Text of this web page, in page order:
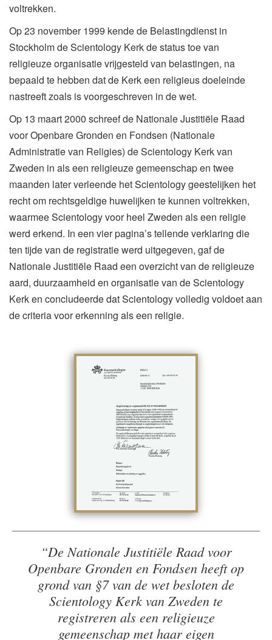
voltrekken.
Op 23 november 1999 kende de Belastingdienst in
Stockholm de Scientology Kerk de status toe van
religieuze organisatie vrijgesteld van belastingen, na
bepaald te hebben dat de Kerk een religieus doeleinde
nastreeft zoals is voorgeschreven in de wet.
Op 13 maart 2000 schreef de Nationale Justitiële Raad
voor Openbare Gronden en Fondsen (Nationale
Administratie van Religies) de Scientology Kerk van
Zweden in als een religieuze gemeenschap en twee
maanden later verleende het Scientology geestelijken het
recht om rechtsgeldige huwelijken te kunnen voltrekken,
waarmee Scientology voor heel Zweden als een religie
werd erkend. In een vier pagina’s tellende verklaring die
ten tijde van de registratie werd uitgegeven, gaf de
Nationale Justitiële Raad een overzicht van de religieuze
aard, duurzaamheid en organisatie van de Scientology
Kerk en concludeerde dat Scientology volledig voldoet aan
de criteria voor erkenning als een religie.
“De Nationale Justitiële Raad voor
Openbare Gronden en Fondsen heeft op
grond van §7 van de wet besloten de
Scientology Kerk van Zweden te
registreren als een religieuze
gemeenschap met haar eigen